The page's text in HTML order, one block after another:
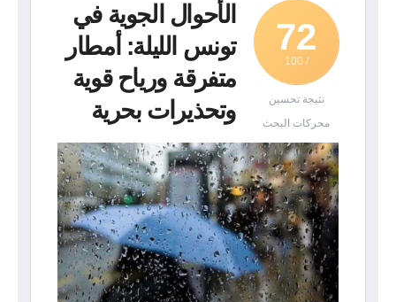
72
/ 100
نتيجة تحسين
محركات البحث
الأحوال الجوية في
تونس الليلة: أمطار
متفرقة ورياح قوية
وتحذيرات بحرية